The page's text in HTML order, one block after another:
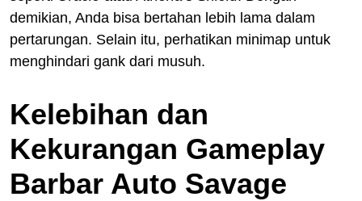
demikian, Anda bisa bertahan lebih lama dalam
pertarungan. Selain itu, perhatikan minimap untuk
menghindari gank dari musuh.
Kelebihan dan
Kekurangan Gameplay
Barbar Auto Savage